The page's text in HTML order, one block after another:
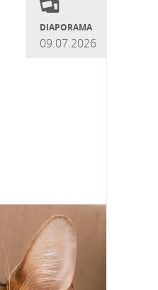
DIAPORAMA
09.07.2026